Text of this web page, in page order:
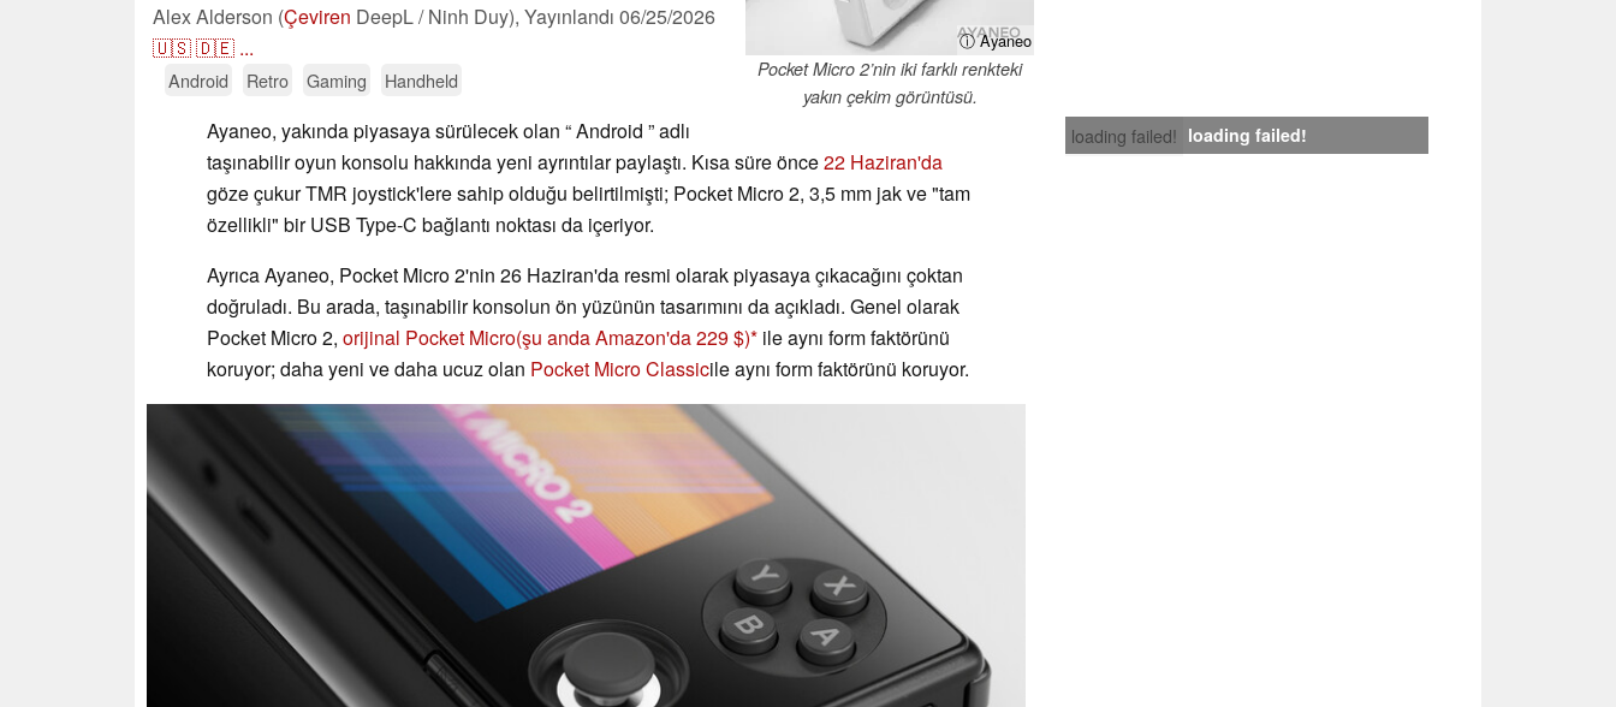
ⓘ Ayaneo
Pocket Micro 2’nin iki farklı renkteki
yakın çekim görüntüsü.
Alex Alderson (Çeviren DeepL / Ninh Duy), Yayınlandı 06/25/2026
🇺🇸🇩🇪 ...
Android Retro Gaming Handheld
loading failed! loading failed!
Ayaneo, yakında piyasaya sürülecek olan “ Android ” adlı
taşınabilir oyun konsolu hakkında yeni ayrıntılar paylaştı. Kısa süre önce22 Haziran'da
göze çukur TMR joystick'lere sahip olduğu belirtilmişti; Pocket Micro 2, 3,5 mm jak ve "tam
özellikli" bir USB Type-C bağlantı noktası da içeriyor.
Ayrıca Ayaneo, Pocket Micro 2'nin 26 Haziran'da resmi olarak piyasaya çıkacağını çoktan
doğruladı. Bu arada, taşınabilir konsolun ön yüzünün tasarımını da açıkladı. Genel olarak
Pocket Micro 2, orijinal Pocket Micro(şu anda Amazon'da 229 $) ile aynı form faktörünü
koruyor; daha yeni ve daha ucuz olan Pocket Micro Classicile aynı form faktörünü koruyor.